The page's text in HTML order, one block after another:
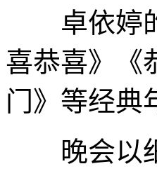
卓依婷的
喜恭喜》《
门》等经典
晚会以细